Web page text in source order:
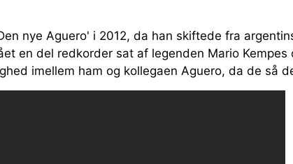
nye Aguero' i 2012, da han skiftede fra
en del redkorder sat af legenden Mario Kempes
imellem ham og kollegaen Aguero, da de så